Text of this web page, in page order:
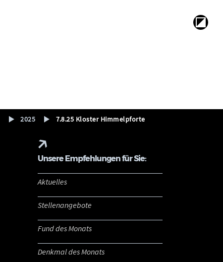
2025 7.8.25 Kloster Himmelpforte
Unsere Empfehlungen für Sie:
Aktuelles
Stellenangebote
Fund des Monats
Denkmal des Monats